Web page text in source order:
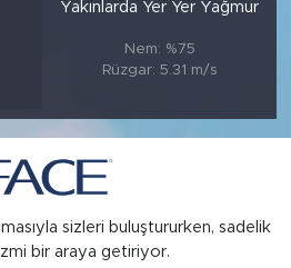
Yakınlarda Yer Yer Yağmur
Nem: %75
Rüzgar: 5.31 m/s
sizleri buluştururken, sadelik
bir araya getiriyor.